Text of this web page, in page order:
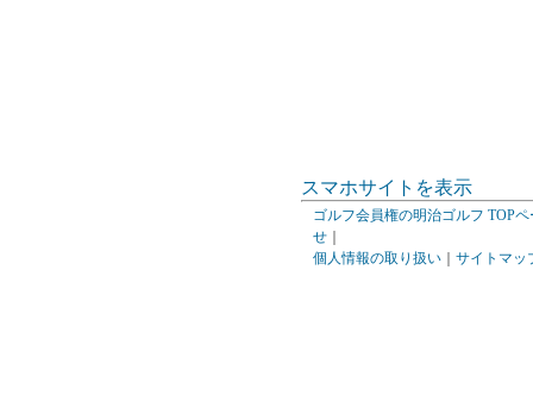
スマホサイトを表示
ゴルフ会員権の明治ゴルフ TOPペ
せ
個人情報の取り扱い
サイトマッ